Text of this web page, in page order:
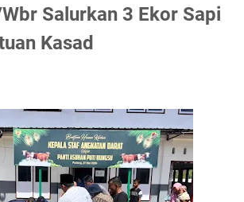
Salurkan 3 Ekor Sapi
Kasad